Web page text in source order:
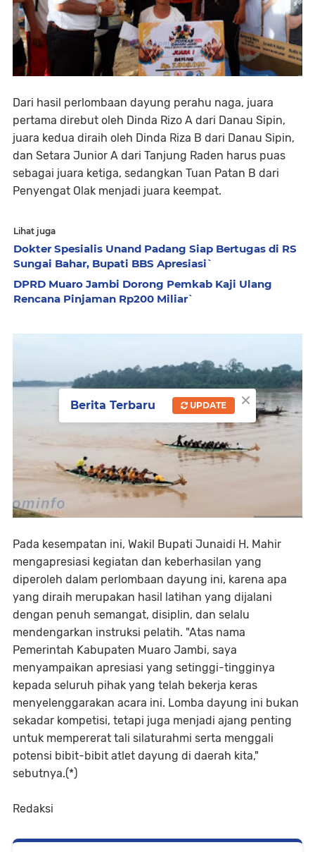
Dari hasil perlombaan dayung perahu naga, juara
pertama direbut oleh Dinda Rizo A dari Danau Sipin,
juara kedua diraih oleh Dinda Riza B dari Danau Sipin,
dan Setara Junior A dari Tanjung Raden harus puas
sebagai juara ketiga, sedangkan Tuan Patan B dari
Penyengat Olak menjadi juara keempat.
Lihat juga
Dokter Spesialis Unand Padang Siap Bertugas di RS
Sungai Bahar, Bupati BBS Apresiasi`
DPRD Muaro Jambi Dorong Pemkab Kaji Ulang
Rencana Pinjaman Rp200 Miliar`
Pada kesempatan ini, Wakil Bupati Junaidi H. Mahir
mengapresiasi kegiatan dan keberhasilan yang
diperoleh dalam perlombaan dayung ini, karena apa
yang diraih merupakan hasil latihan yang dijalani
dengan penuh semangat, disiplin, dan selalu
mendengarkan instruksi pelatih. "Atas nama
Pemerintah Kabupaten Muaro Jambi, saya
menyampaikan apresiasi yang setinggi-tingginya
kepada seluruh pihak yang telah bekerja keras
menyelenggarakan acara ini. Lomba dayung ini bukan
sekadar kompetisi, tetapi juga menjadi ajang penting
untuk mempererat tali silaturahmi serta menggali
potensi bibit-bibit atlet dayung di daerah kita,"
sebutnya.(*)
Redaksi
×
Berita Terbaru UPDATE